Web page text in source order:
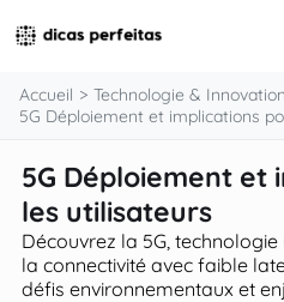
Finance & Économie
Éducation
Santé &
Technologie &
Société & Culture
Accueil
Technologie & Innovation
5G Déploiement et implications
5G Déploiement et
les utilisateurs
Découvrez la 5G,
la connectivité avec faible
défis environnementaux et